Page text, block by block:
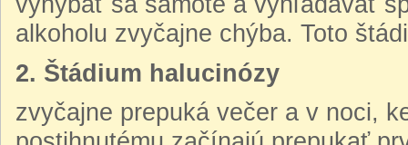
alkoholu zvyčajne chýba. Toto
2. Štádium halucinózy
zvyčajne prepuká večer a v noci,